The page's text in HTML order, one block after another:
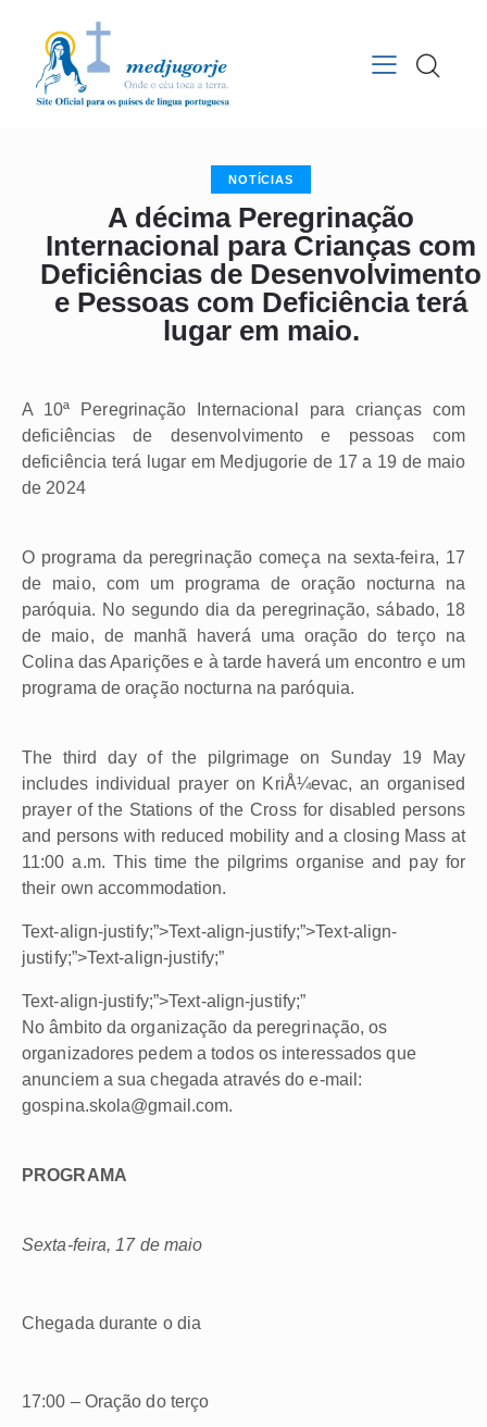
NOTÍCIAS
A décima Peregrinação
Internacional para Crianças com
Deficiências de Desenvolvimento
e Pessoas com Deficiência terá
lugar em maio.
A 10ª Peregrinação Internacional para crianças com
deficiências de desenvolvimento e pessoas com
deficiência terá lugar em Medjugorie de 17 a 19 de maio
de 2024
O programa da peregrinação começa na sexta-feira, 17
de maio, com um programa de oração nocturna na
paróquia. No segundo dia da peregrinação, sábado, 18
de maio, de manhã haverá uma oração do terço na
Colina das Aparições e à tarde haverá um encontro e um
programa de oração nocturna na paróquia.
The third day of the pilgrimage on Sunday 19 May
includes individual prayer on KriÅ¼evac, an organised
prayer of the Stations of the Cross for disabled persons
and persons with reduced mobility and a closing Mass at
11:00 a.m. This time the pilgrims organise and pay for
their own accommodation.
Text-align-justify;”>Text-align-justify;”>Text-align-
justify;”>Text-align-justify;”
Text-align-justify;”>Text-align-justify;”
No âmbito da organização da peregrinação, os
organizadores pedem a todos os interessados que
anunciem a sua chegada através do e-mail:
gospina.skola@gmail.com.
PROGRAMA
Sexta-feira, 17 de maio
Chegada durante o dia
17:00 – Oração do terço